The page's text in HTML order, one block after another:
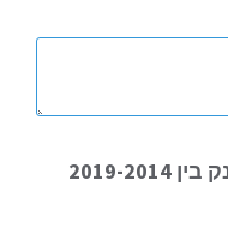
השקעת במניות דרך הבנק בין 2019-2014